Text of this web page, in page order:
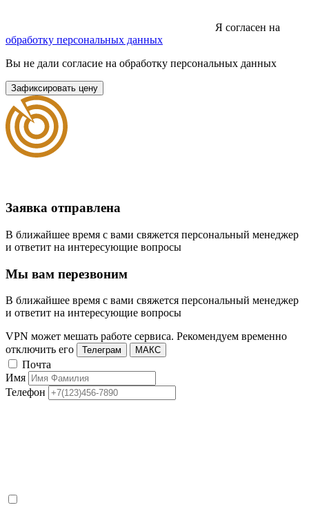
Я согласен на
обработку персональных данных
Вы не дали согласие на обработку персональных данных
Зафиксировать цену
Заявка отправлена
В ближайшее время с вами свяжется персональный менеджер
и ответит на интересующие вопросы
Мы вам перезвоним
В ближайшее время с вами свяжется персональный менеджер
и ответит на интересующие вопросы
VPN может мешать работе сервиса. Рекомендуем временно
отключить его
Телеграм МАКС
Почта
Имя
Телефон